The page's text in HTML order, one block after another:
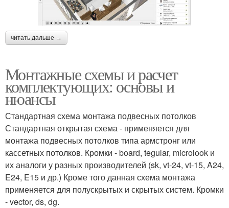
читать дальше →
Монтажные схемы и расчет
комплектующих: основы и
нюансы
Стандартная схема монтажа подвесных потолков
Стандартная открытая схема - применяется для
монтажа подвесных потолков типа армстронг или
кассетных потолков. Кромки - board, tegular, microlook и
их аналоги у разных производителей (sk, vt-24, vt-15, A24,
E24, E15 и др.) Кроме того данная схема монтажа
применяется для полускрытых и скрытых систем. Кромки
- vector, ds, dg.